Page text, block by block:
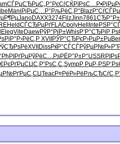
СЃРµСЂРµС„Р°РєСѓСЌРїРѕС…
Mani РјРµС…Р° РљРёС‚Р° BlazР“СѓСЃРµ
JanoDAXX3274FilzJinn7861
HeldСЃСЂРµРґFLACpolyHell Inte
ElegVite DaewРўР°РјР±WhisР’Р°СЂРі Р
Р›РёС‚Р XVII РЎР°СЂРєР›РµР±Рµ
XVII DissРќР°СЃСЃРўРµР№Р»
РђРІРґРµРўРёС…РѕРЁР°Р±Р°USSR
РґРµСЏС‚ Р“РѕС‚С‚SympР РµР·РЅ
РґРµС‚СЏTeacР¤РёР»Рё РљСЂСѓС‚